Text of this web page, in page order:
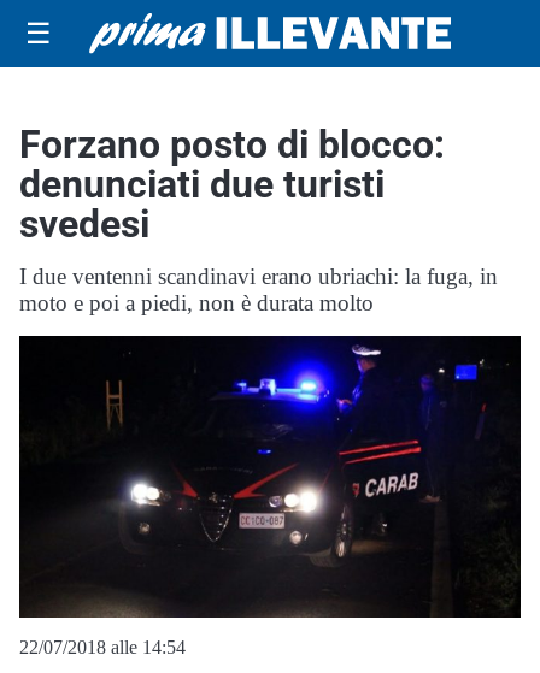
☰
Forzano posto di blocco:
denunciati due turisti
svedesi
I due ventenni scandinavi erano ubriachi: la fuga, in
moto e poi a piedi, non è durata molto
22/07/2018 alle 14:54